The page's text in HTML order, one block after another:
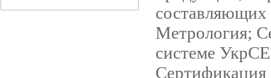
составляющих
Метрология;
системе
Сертификация